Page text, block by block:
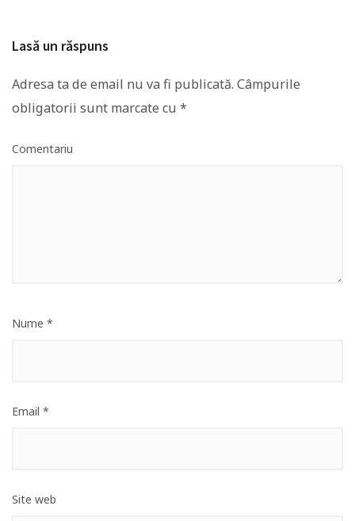
Lasă un răspuns
Adresa ta de email nu va fi publicată. Câmpurile
obligatorii sunt marcate cu *
Comentariu
Nume *
Email *
Site web